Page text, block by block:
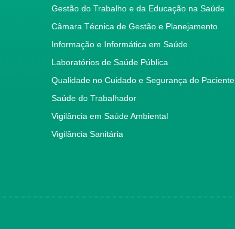
Gestão do Trabalho e da Educação na Saúde
Câmara Técnica de Gestão e Planejamento
Informação e Informática em Saúde
Laboratórios de Saúde Pública
Qualidade no Cuidado e Segurança do Paciente
Saúde do Trabalhador
Vigilância em Saúde Ambiental
Vigilância Sanitária